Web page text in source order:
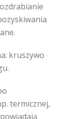
kruszywo
termicznej,